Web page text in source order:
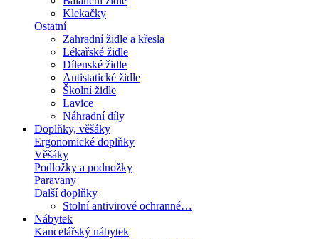
Klekačky
Ostatní
Zahradní židle a křesla
Lékařské židle
Dílenské židle
Antistatické židle
Školní židle
Lavice
Náhradní díly
Doplňky, věšáky
Ergonomické doplňky
Věšáky
Podložky a podnožky
Paravany
Další doplňky
Stolní antivirové ochranné…
Nábytek
Kancelářský nábytek